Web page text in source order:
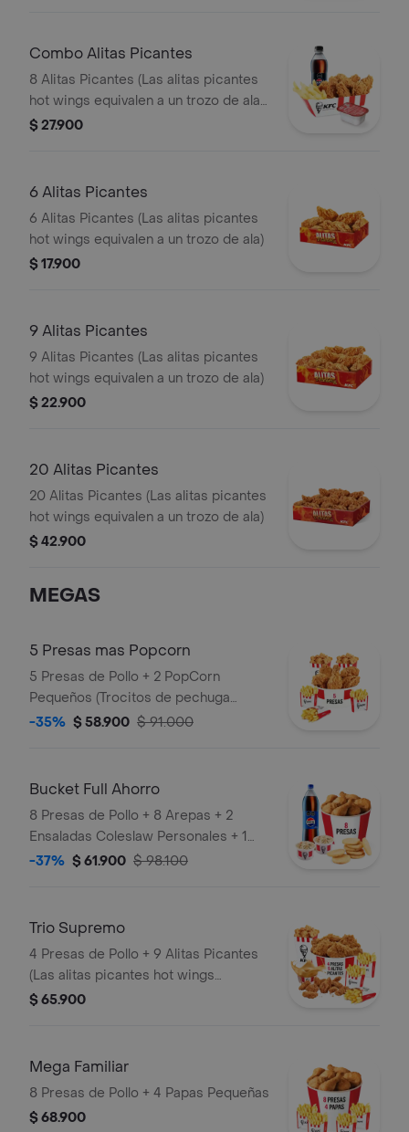
Combo Alitas Picantes
8 Alitas Picantes (Las alitas picantes
hot wings equivalen a un trozo de ala)
+ 1 Papa Pequeña + 1 Gaseosa PET
$ 27.900
6 Alitas Picantes
6 Alitas Picantes (Las alitas picantes
hot wings equivalen a un trozo de ala)
$ 17.900
9 Alitas Picantes
9 Alitas Picantes (Las alitas picantes
hot wings equivalen a un trozo de ala)
$ 22.900
20 Alitas Picantes
20 Alitas Picantes (Las alitas picantes
hot wings equivalen a un trozo de ala)
$ 42.900
MEGAS
5 Presas mas Popcorn
5 Presas de Pollo + 2 PopCorn
Pequeños (Trocitos de pechuga
apanados) + 3 Papas Pequeñas
-35% $ 58.900 $ 91.000
Bucket Full Ahorro
8 Presas de Pollo + 8 Arepas + 2
Ensaladas Coleslaw Personales + 1
Gaseosa 1,5 Litros
-37% $ 61.900 $ 98.100
Trio Supremo
4 Presas de Pollo + 9 Alitas Picantes
(Las alitas picantes hot wings
equivalen a un trozo de ala) + 1
Pequeñas + 1 Balde de Salsa 100g
$ 65.900
Mega Familiar
8 Presas de Pollo + 4 Papas Pequeñas
$ 68.900